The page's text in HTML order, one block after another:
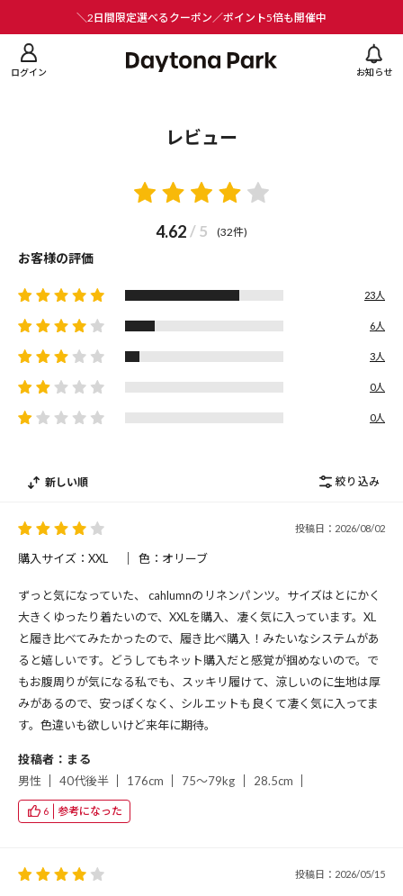
＼2日間限定選べるクーポン／ポイント5倍も開催中
ログイン お知らせ
レビュー
4.62 / 5 (32件)
お客様の評価
23人
6人
3人
0人
0人
新しい順 絞り込み
投稿日：2026/08/02
購入サイズ：XXL 色：オリーブ
ずっと気になっていた、 cahlumnのリネンパンツ。サイズはとにかく
大きくゆったり着たいので、XXLを購入、凄く気に入っています。XL
と履き比べてみたかったので、履き比べ購入！みたいなシステムがあ
ると嬉しいです。どうしてもネット購入だと感覚が掴めないので。で
もお腹周りが気になる私でも、スッキリ履けて、涼しいのに生地は厚
みがあるので、安っぽくなく、シルエットも良くて凄く気に入ってま
す。色違いも欲しいけど来年に期待。
投稿者：まる
男性
40代後半 176cm 75～79kg 28.5cm
6 参考になった
投稿日：2026/05/15